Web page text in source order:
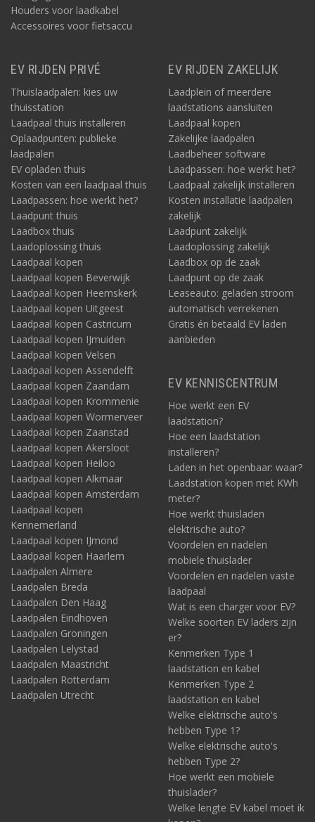
Houders voor laadkabel
Accessoires voor fietsaccu
EV RIJDEN PRIVÉ
Thuislaadpalen: kies uw
thuisstation
Laadpaal thuis installeren
Oplaadpunten: publieke
laadpalen
EV opladen thuis
Kosten van een laadpaal thuis
Laadpassen: hoe werkt het?
Laadpunt thuis
Laadbox thuis
Laadoplossing thuis
Laadpaal kopen
Laadpaal kopen Beverwijk
Laadpaal kopen Heemskerk
Laadpaal kopen Uitgeest
Laadpaal kopen Castricum
Laadpaal kopen IJmuiden
Laadpaal kopen Velsen
Laadpaal kopen Assendelft
Laadpaal kopen Zaandam
Laadpaal kopen Krommenie
Laadpaal kopen Wormerveer
Laadpaal kopen Zaanstad
Laadpaal kopen Akersloot
Laadpaal kopen Heiloo
Laadpaal kopen Alkmaar
Laadpaal kopen Amsterdam
Laadpaal kopen
Kennemerland
Laadpaal kopen IJmond
Laadpaal kopen Haarlem
Laadpalen Almere
Laadpalen Breda
Laadpalen Den Haag
Laadpalen Eindhoven
Laadpalen Groningen
Laadpalen Lelystad
Laadpalen Maastricht
Laadpalen Rotterdam
Laadpalen Utrecht
EV RIJDEN ZAKELIJK
Laadplein of meerdere
laadstations aansluiten
Laadpaal kopen
Zakelijke laadpalen
Laadbeheer software
Laadpassen: hoe werkt het?
Laadpaal zakelijk installeren
Kosten installatie laadpalen
zakelijk
Laadpunt zakelijk
Laadoplossing zakelijk
Laadbox op de zaak
Laadpunt op de zaak
Leaseauto: geladen stroom
automatisch verrekenen
Gratis én betaald EV laden
aanbieden
EV KENNISCENTRUM
Hoe werkt een EV
laadstation?
Hoe een laadstation
installeren?
Laden in het openbaar: waar?
Laadstation kopen met KWh
meter?
Hoe werkt thuisladen
elektrische auto?
Voordelen en nadelen
mobiele thuislader
Voordelen en nadelen vaste
laadpaal
Wat is een charger voor EV?
Welke soorten EV laders zijn
er?
Kenmerken Type 1
laadstation en kabel
Kenmerken Type 2
laadstation en kabel
Welke elektrische auto's
hebben Type 1?
Welke elektrische auto's
hebben Type 2?
Hoe werkt een mobiele
thuislader?
Welke lengte EV kabel moet ik